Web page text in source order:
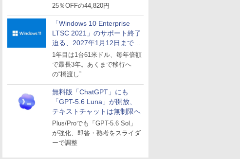
25％OFFの44,820円
「Windows 10 Enterprise
LTSC 2021」のサポート終了
迫る、2027年1月12日まで
～ESUは9月1日から販売
1年目は1台61米ドル、毎年倍額
で最長3年。あくまで移行へ
の“橋渡し”
無料版「ChatGPT」にも
「GPT-5.6 Luna」が開放、
テキストチャットは無制限へ
Plus/Proでも「GPT-5.6 Sol」
が強化、即答・熟考をスライダ
ーで調整